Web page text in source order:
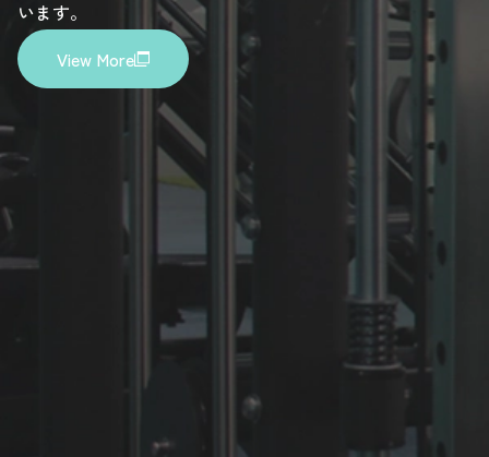
います。
View More